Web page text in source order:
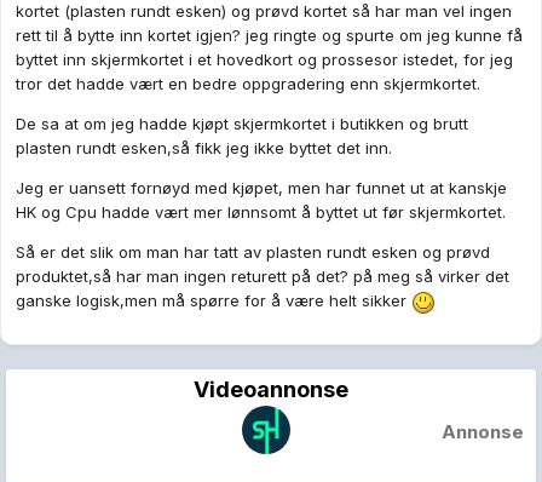
kortet (plasten rundt esken) og prøvd kortet så har man vel ingen
rett til å bytte inn kortet igjen? jeg ringte og spurte om jeg kunne få
byttet inn skjermkortet i et hovedkort og prossesor istedet, for jeg
tror det hadde vært en bedre oppgradering enn skjermkortet.
De sa at om jeg hadde kjøpt skjermkortet i butikken og brutt
plasten rundt esken,så fikk jeg ikke byttet det inn.
Jeg er uansett fornøyd med kjøpet, men har funnet ut at kanskje
HK og Cpu hadde vært mer lønnsomt å byttet ut før skjermkortet.
Så er det slik om man har tatt av plasten rundt esken og prøvd
produktet,så har man ingen returett på det? på meg så virker det
ganske logisk,men må spørre for å være helt sikker
Videoannonse
Annonse